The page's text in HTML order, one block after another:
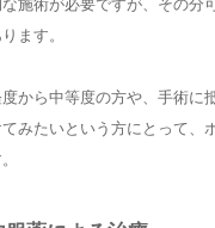
施術が必要ですが、その分
ます。
から中等度の方や、手術に
みたいという方にとって、